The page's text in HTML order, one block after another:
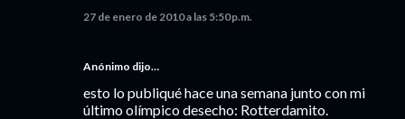
27 de enero de 2010 a las 5:50 p.m.
Anónimo dijo…
esto lo publiqué hace una semana junto con mi
último olímpico desecho: Rotterdamito.